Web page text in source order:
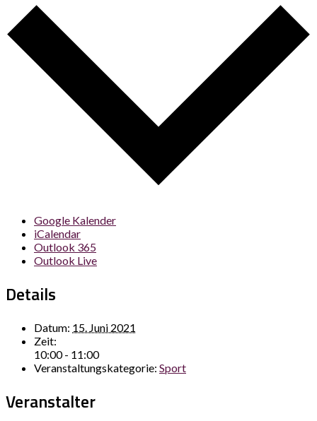
Google Kalender
iCalendar
Outlook 365
Outlook Live
Details
Datum: 15. Juni 2021
Zeit:
10:00 - 11:00
Veranstaltungskategorie: Sport
Veranstalter